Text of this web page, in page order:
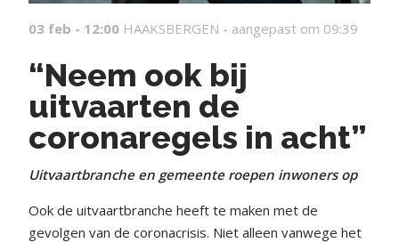
03 feb - 12:00 HAAKSBERGEN - aangepast om 09:39
“Neem ook bij
uitvaarten de
coronaregels in acht”
Uitvaartbranche en gemeente roepen inwoners op
Ook de uitvaartbranche heeft te maken met de
gevolgen van de coronacrisis. Niet alleen vanwege het